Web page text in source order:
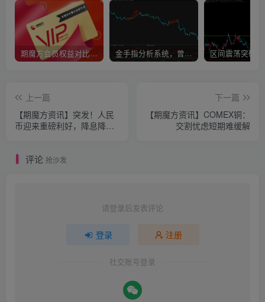
期魔方会员权益对比，总有一项适合您！ 金手指分析系统，曾经市场价39800
上一篇
【期魔方资讯】突发！人民
币迎来重磅利好，降息降准
下一篇
【期魔方资讯】COMEX铜：
交割忧虑短期难缓解
评论 抢沙发
请登录后发表评论
登录 注册
社交账号登录